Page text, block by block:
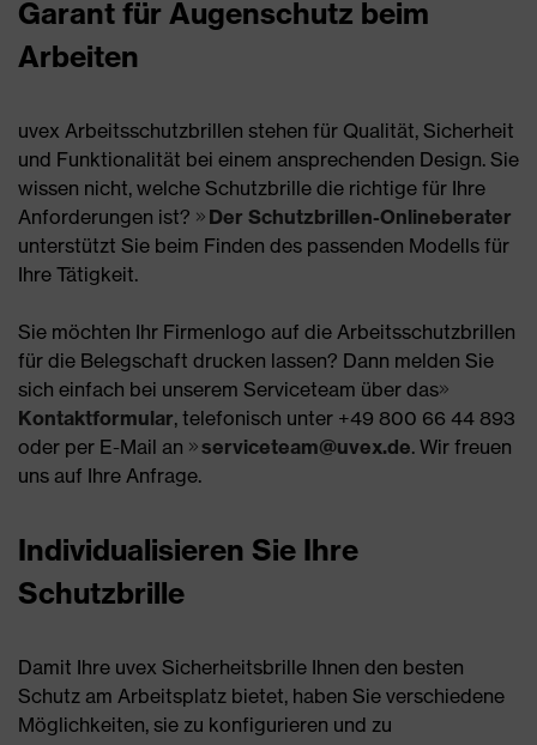
Garant für Augenschutz beim
Arbeiten
uvex Arbeitsschutzbrillen stehen für Qualität, Sicherheit
und Funktionalität bei einem ansprechenden Design. Sie
wissen nicht, welche Schutzbrille die richtige für Ihre
Anforderungen ist?
Der Schutzbrillen-Onlineberater
unterstützt Sie beim Finden des passenden Modells für
Ihre Tätigkeit.
Sie möchten Ihr Firmenlogo auf die Arbeitsschutzbrillen
für die Belegschaft drucken lassen? Dann melden Sie
sich einfach bei unserem Serviceteam über das
Kontaktformular, telefonisch unter +49 800 66 44 893
oder per E-Mail an
serviceteam@uvex.de. Wir freuen
uns auf Ihre Anfrage.
Individualisieren Sie Ihre
Schutzbrille
Damit Ihre uvex Sicherheitsbrille Ihnen den besten
Schutz am Arbeitsplatz bietet, haben Sie verschiedene
Möglichkeiten, sie zu konfigurieren und zu